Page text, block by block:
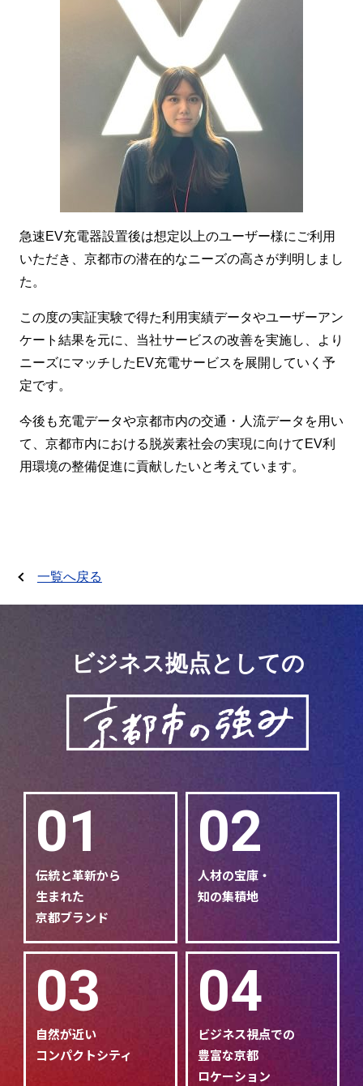
急速EV充電器設置後は想定以上のユーザー様にご利用
いただき、京都市の潜在的なニーズの高さが判明しまし
た。
この度の実証実験で得た利用実績データやユーザーアン
ケート結果を元に、当社サービスの改善を実施し、より
ニーズにマッチしたEV充電サービスを展開していく予
定です。
今後も充電データや京都市内の交通・人流データを用い
て、京都市内における脱炭素社会の実現に向けてEV利
用環境の整備促進に貢献したいと考えています。
一覧へ戻る
ビジネス拠点としての
01
伝統と革新から
生まれた
京都ブランド
02
人材の宝庫・
知の集積地
03
自然が近い
コンパクトシティ
04
ビジネス視点での
豊富な京都
ロケーション